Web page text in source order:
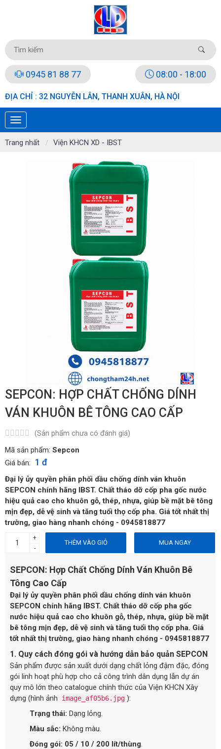
0945 81 88 77 08:00 - 18:00
ĐỊA CHỈ : 32 NGUYỄN LÂN, THANH XUÂN, HÀ NỘI
Trang nhất Viện KHCN XD - IBST
SEPCON: HỢP CHẤT CHỐNG DÍNH
VÁN KHUÔN BÊ TÔNG CAO CẤP
(Sản phẩm chưa có đánh giá)
Mã sản phẩm: Sepcon
Giá bán:
1 đ
Đại lý ủy quyền phân phối dầu chống dính ván khuôn
SEPCON chính hãng IBST. Chất tháo dỡ cốp pha gốc nước
hiệu quả cao cho khuôn gỗ, thép, nhựa, giúp bề mặt bê tông
mịn đẹp, dễ vệ sinh và tăng tuổi thọ cốp pha. Giá tốt nhất thị
trường, giao hàng nhanh chóng - 0945818877
+
-
THÊM VÀO GIỎ MUA NGAY
SEPCON: Hợp Chất Chống Dính Ván Khuôn Bê
Tông Cao Cấp
Đại lý ủy quyền phân phối dầu chống dính ván khuôn
SEPCON chính hãng IBST. Chất tháo dỡ cốp pha gốc
nước hiệu quả cao cho khuôn gỗ, thép, nhựa, giúp bề mặt
bê tông mịn đẹp, dễ vệ sinh và tăng tuổi thọ cốp pha. Giá
tốt nhất thị trường, giao hàng nhanh chóng - 0945818877
1. Quy cách đóng gói và hướng dẫn bảo quản SEPCON
Sản phẩm được sản xuất dưới dạng chất lỏng đậm đặc, đóng
gói linh hoạt phù hợp cho cả công trình dân dụng lẫn dự án
quy mô lớn theo catalogue chính thức của Viện KHCN Xây
dựng (hình ảnh
image_af05b6.jpg ):
Trạng thái: Dạng lỏng.
Màu sắc: Không màu.
Đóng gói: 05 / 10 / 200 lít/thùng